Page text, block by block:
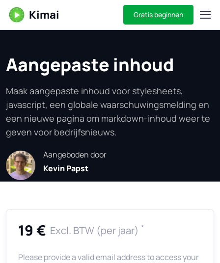
Kimai Gratis beginnen
Aangepaste inhoud
Maak aangepaste inhoud voor stylesheets,
javascript, een globale waarschuwingsmelding en
een nieuwe pagina om markdown-inhoud weer te
geven voor bedrijfsnieuws.
Aangeboden door
Kevin Papst
19 € Excl. BTW (per jaar) *
Please provide a valid email address to access your